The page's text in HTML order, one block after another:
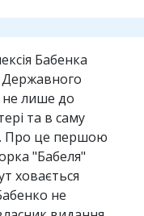
Бабенка
Державного
не лише до
та в саму
Про це першою
"Бабеля"
ховається
не